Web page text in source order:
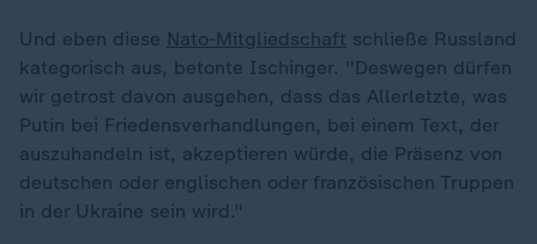
Und eben diese Nato-Mitgliedschaft schließe Russland
kategorisch aus, betonte Ischinger. "Deswegen dürfen
wir getrost davon ausgehen, dass das Allerletzte, was
Putin bei Friedensverhandlungen, bei einem Text, der
auszuhandeln ist, akzeptieren würde, die Präsenz von
deutschen oder englischen oder französischen Truppen
in der Ukraine sein wird."